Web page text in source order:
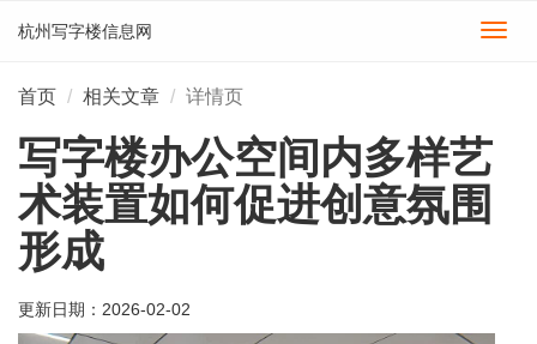
切
杭州写字楼信息网
首页 相关文章 详情页
写字楼办公空间内多样艺
术装置如何促进创意氛围
形成
更新日期： 2026-02-02